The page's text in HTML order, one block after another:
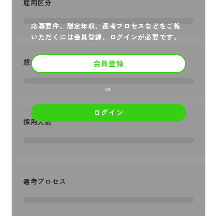
応募要件、想定年収、選考プロセスなどをご覧
いただくには会員登録、ログインが必要です。
会員登録
or
ログイン
雇用区分
想定年収
採用人数
選考プロセス